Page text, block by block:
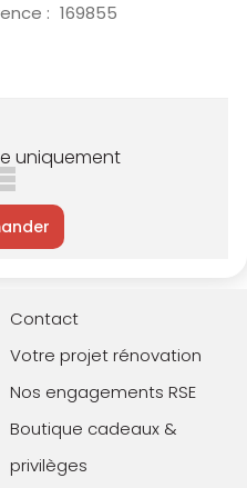
: 169855
uniquement
Contact
Votre projet rénovation
Nos engagements RSE
Boutique cadeaux &
privilèges